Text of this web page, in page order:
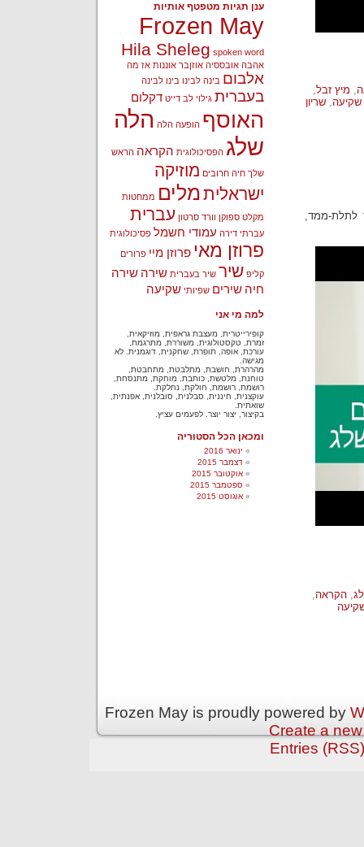
, מיץ זבל,
שקיעה,שריון
לתלת-ממד,
, הקראה,
ענן תגיות מטפטף אותיות
Frozen May
Hila Sheleg spoken word
אהבה אובססיה אוזןבר אוננות אז מה
אלבום בינה לבינו בינו לבינה
בעברית גילוי לב דייט דקלום
האוסף הופעה הלה הלה
שלג הפסיכולוגית הקראה הראש
שלך חיה חרובים מוזיקה
ישראליתמלים ממחטות
מקלט ספוקן וורד סרטון עברית
עברתי דירה עמודי חשמל פסיכולוגית
פרוזן מאי פרוזן מיי פרורים
קליפ שיר שיר בעברית שירה שירה
חיה שירים שפיותי שקיעה
למה מי אני
קופירייטרית, מעצבת גראפית, מוזיקאית,
זמרת, טקסטולוגית, משוררת, מתרגמת,
עורכת, אופה, תופרת, שחקנית, דוגמנית. לא
מגישה.
מהרהרת, חושבת, מתלבטת, מתחבטת,
טוחנת, מלטשת, כותבת, מוחקת, מתנסחת,
רושמת, רושמת, חולקת, נחלקת.
עוקצנית, חיננית, סבלנית, סובלנית, אפנתית,
שואתית.
בקיצור, יצור יוצר. לפעמים עציץ.
ומכאן הכל הסטוריה
ינואר 2016
דצמבר 2015
אוקטובר 2015
ספטמבר 2015
אוגוסט 2015
Frozen May is proudly powered by
Create a
Entries (RSS)